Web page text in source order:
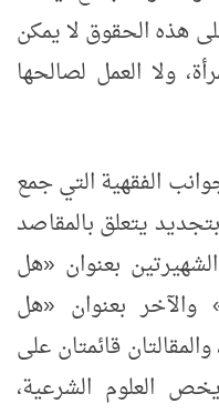
هذه الحقوق لا يمكن
ولا العمل لصالحها
الفقهية التي جمع
يتعلق بالمقاصد
بعنوان «هل
والآخر بعنوان «هل
قائمتان على
العلوم الشرعية،